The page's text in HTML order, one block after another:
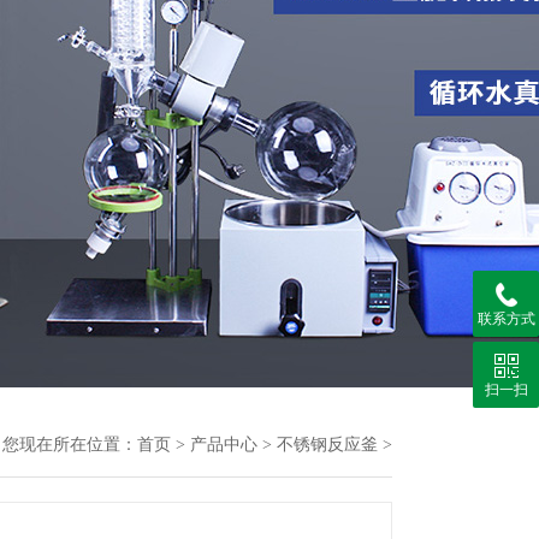
您现在所在位置： 首页 > 产品中心 > 不锈钢反应釜 >
联系方式
扫一扫